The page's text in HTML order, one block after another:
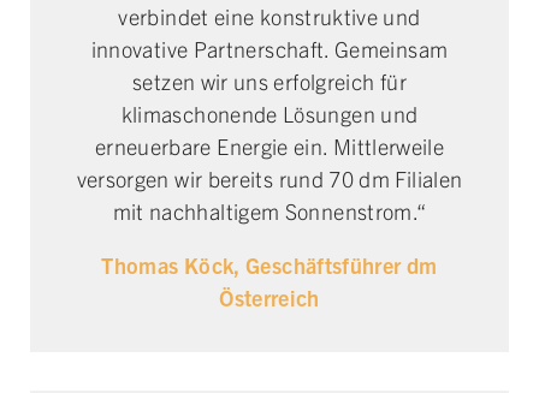
verbindet eine konstruktive und
innovative Partnerschaft. Gemeinsam
setzen wir uns erfolgreich für
klimaschonende Lösungen und
erneuerbare Energie ein. Mittlerweile
versorgen wir bereits rund 70 dm Filialen
mit nachhaltigem Sonnenstrom.“
Thomas Köck, Geschäftsführer dm
Österreich